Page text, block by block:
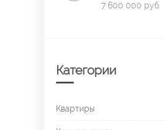
7 600 000 руб.
Категории
Квартиры